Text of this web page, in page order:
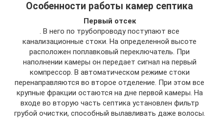
Особенности работы камер септика
Первый отсек
. В него по трубопроводу поступают все
канализационные стоки. На определенной высоте
расположен поплавковый переключатель. При
наполнении камеры он передает сигнал на первый
компрессор. В автоматическом режиме стоки
перенаправляются во второе отделение. При этом все
крупные фракции остаются на дне первой камеры. На
входе во вторую часть септика установлен фильтр
грубой очистки, способный вылавливать даже волосы.